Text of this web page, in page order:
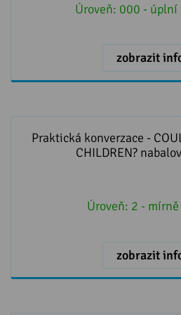
Úroveň: 000 - úplní
zobrazit
CHILDREN?
Praktická konverzace -
CHILDREN?
Úroveň: 2 -
zobrazit